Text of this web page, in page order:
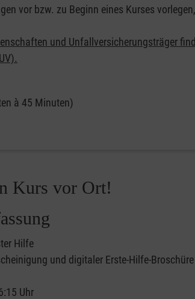
vor bzw. zu Beginn eines Kurses
und Unfallversicherungsträger
à 45 Minuten)
Kurs vor Ort!
Hilfe
und digitaler Erste-Hilfe-Broschüre
Uhr